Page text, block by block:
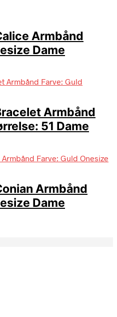
Armbånd
Dame
kr..
Armbånd
51 Dame
Armbånd
Dame